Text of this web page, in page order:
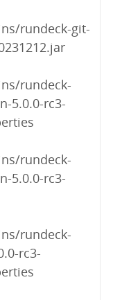
rundeck-git-
rundeck-
5.0.0-rc3-
rundeck-
5.0.0-rc3-
rundeck-
rc3-